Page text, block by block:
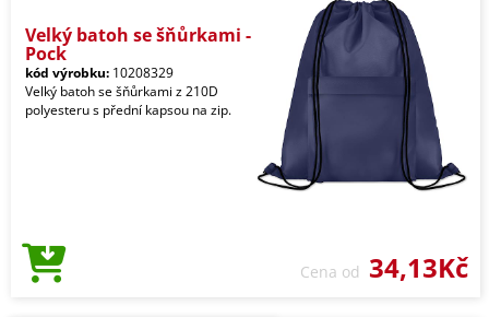
Velký batoh se šňůrkami -
Pock
kód výrobku: 10208329
Velký batoh se šňůrkami z 210D
polyesteru s přední kapsou na zip.
Cena od 34,13Kč